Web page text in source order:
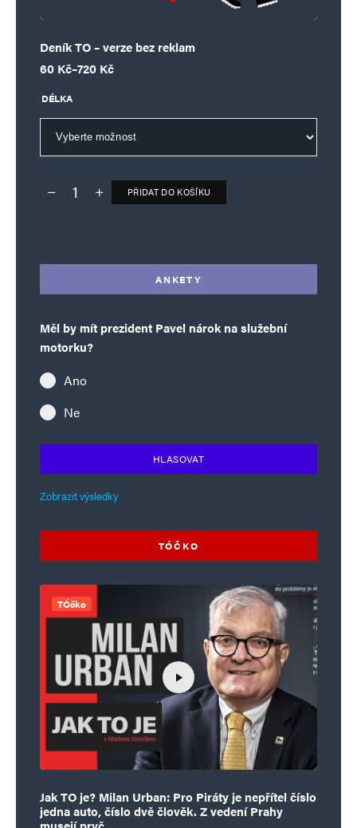
Deník TO – verze bez reklam
60 Kč–720 Kč
Rozpětí cen: 60 Kč až 720 Kč
DÉLKA
Deník TO – verze bez reklam množství
PŘIDAT DO KOŠÍKU
ANKETY
Měl by mít prezident Pavel nárok na služební
motorku?
Ano
Ne
HLASOVAT
Zobrazit výsledky
TÓČKO
TÓčko
Jak TO je? Milan Urban: Pro Piráty je nepřítel číslo
jedna auto, číslo dvě člověk. Z vedení Prahy